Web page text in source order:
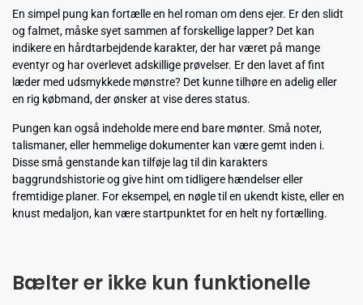
En simpel pung kan fortælle en hel roman om dens ejer. Er den slidt
og falmet, måske syet sammen af forskellige lapper? Det kan
indikere en hårdtarbejdende karakter, der har været på mange
eventyr og har overlevet adskillige prøvelser. Er den lavet af fint
læder med udsmykkede mønstre? Det kunne tilhøre en adelig eller
en rig købmand, der ønsker at vise deres status.
Pungen kan også indeholde mere end bare mønter. Små noter,
talismaner, eller hemmelige dokumenter kan være gemt inden i.
Disse små genstande kan tilføje lag til din karakters
baggrundshistorie og give hint om tidligere hændelser eller
fremtidige planer. For eksempel, en nøgle til en ukendt kiste, eller en
knust medaljon, kan være startpunktet for en helt ny fortælling.
Bælter er ikke kun funktionelle